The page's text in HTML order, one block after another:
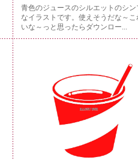
青色のジュースのシルエットのシン
なイラストです。使えそうだな～こ
いな～っと思ったらダウンロー...